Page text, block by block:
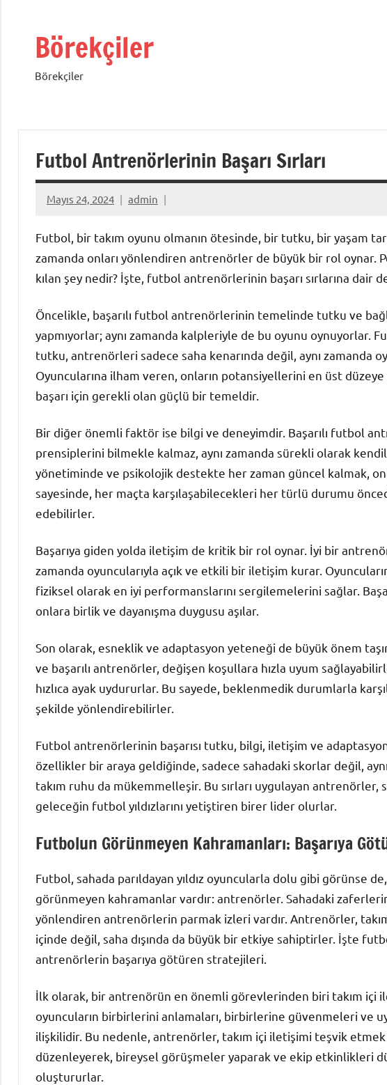
Börekçiler
Börekçiler
Futbol Antrenörlerinin Başarı Sırları
Mayıs 24, 2024 admin
Futbol, bir takım oyunu olmanın ötesinde, bir tutku, bir yaşam
zamanda onları yönlendiren antrenörler de büyük bir rol oynar.
kılan şey nedir? İşte, futbol antrenörlerinin başarı sırlarına dair
Öncelikle, başarılı futbol antrenörlerinin temelinde tutku ve
yapmıyorlar; aynı zamanda kalpleriyle de bu oyunu oynuyorlar.
tutku, antrenörleri sadece saha kenarında değil, aynı zamanda
Oyuncularına ilham veren, onların potansiyellerini en üst
başarı için gerekli olan güçlü bir temeldir.
Bir diğer önemli faktör ise bilgi ve deneyimdir. Başarılı futbol
prensiplerini bilmekle kalmaz, aynı zamanda sürekli olarak
yönetiminde ve psikolojik destekte her zaman güncel kalmak,
sayesinde, her maçta karşılaşabilecekleri her türlü durumu
edebilirler.
Başarıya giden yolda iletişim de kritik bir rol oynar. İyi bir
zamanda oyuncularıyla açık ve etkili bir iletişim kurar.
fiziksel olarak en iyi performanslarını sergilemelerini sağlar.
onlara birlik ve dayanışma duygusu aşılar.
Son olarak, esneklik ve adaptasyon yeteneği de büyük önem
ve başarılı antrenörler, değişen koşullara hızla uyum
hızlıca ayak uydururlar. Bu sayede, beklenmedik durumlarla
şekilde yönlendirebilirler.
Futbol antrenörlerinin başarısı tutku, bilgi, iletişim ve
özellikler bir araya geldiğinde, sadece sahadaki skorlar değil,
takım ruhu da mükemmelleşir. Bu sırları uygulayan antrenörler,
geleceğin futbol yıldızlarını yetiştiren birer lider olurlar.
Futbolun Görünmeyen Kahramanları: Başarıya
Futbol, sahada parıldayan yıldız oyuncularla dolu gibi görünse
görünmeyen kahramanlar vardır: antrenörler. Sahadaki
yönlendiren antrenörlerin parmak izleri vardır. Antrenörler,
içinde değil, saha dışında da büyük bir etkiye sahiptirler. İşte
antrenörlerin başarıya götüren stratejileri.
İlk olarak, bir antrenörün en önemli görevlerinden biri takım içi
oyuncuların birbirlerini anlamaları, birbirlerine güvenmeleri ve
ilişkilidir. Bu nedenle, antrenörler, takım içi iletişimi teşvik etmek
düzenleyerek, bireysel görüşmeler yaparak ve ekip etkinlikleri
oluştururlar.